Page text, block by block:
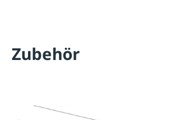
Zubehör